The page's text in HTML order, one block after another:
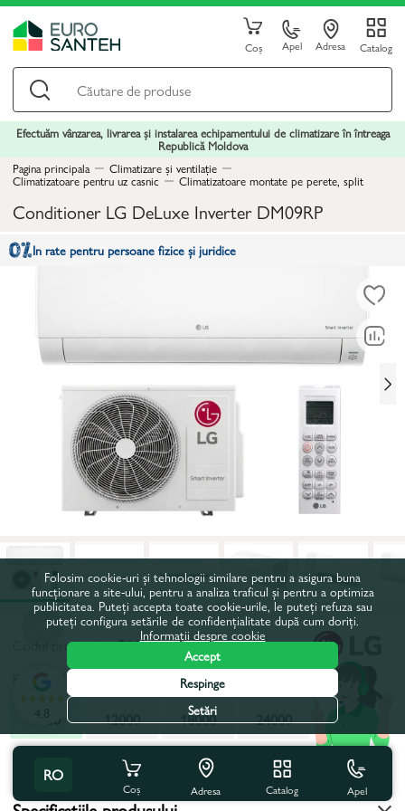
Coș Apel Adresa Catalog
Efectuăm vânzarea, livrarea și instalarea echipamentului de climatizare în întreaga
Republică Moldova
Pagina principala
Climatizare și ventilație
Climatizatoare pentru uz casnic Climatizatoare montate pe perete, split
Conditioner LG DeLuxe Inverter DM09RP
In rate pentru persoane fizice și juridice
Codul produsului:211219
Putere, BTU:
9000
12000 18000
24000
Toate caracteristicile
Cu acest produs se cumpără
RO
Coș Adresa Catalog Apel
4.8
Folosim cookie-uri și tehnologii similare pentru a asigura buna
funcționare a site-ului, pentru a analiza traficul și pentru a optimiza
publicitatea. Puteți accepta toate cookie-urile, le puteți refuza sau
puteți configura setările de confidențialitate după cum doriți.
Informații despre cookie
Accept
Respinge
Setări